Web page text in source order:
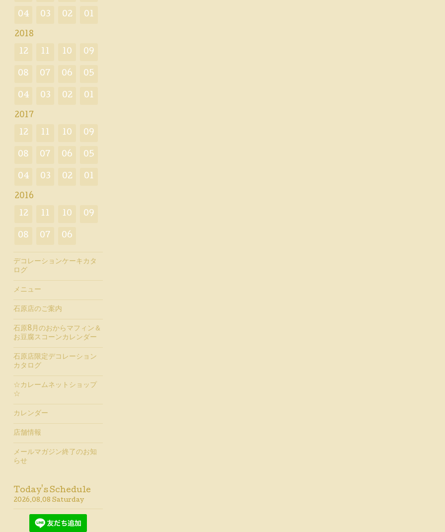
04 03 02 01
2018
12 11 10 09
08 07 06 05
04 03 02 01
2017
12 11 10 09
08 07 06 05
04 03 02 01
2016
12 11 10 09
08 07 06
デコレーションケーキカタ
ログ
メニュー
石原店のご案内
石原8月のおからマフィン＆
お豆腐スコーンカレンダー
石原店限定デコレーション
カタログ
☆カレームネットショップ
☆
カレンダー
店舗情報
メールマガジン終了のお知
らせ
Today's Schedule
2026.08.08 Saturday